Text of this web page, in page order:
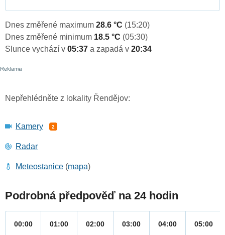
Dnes změřené maximum 28.6 °C (15:20)
Dnes změřené minimum 18.5 °C (05:30)
Slunce vychází v 05:37 a zapadá v 20:34
Nepřehlédněte z lokality Řendějov:
Kamery 2
Radar
Meteostanice (mapa)
Podrobná předpověď na 24 hodin
00:00 01:00 02:00 03:00 04:00 05:00